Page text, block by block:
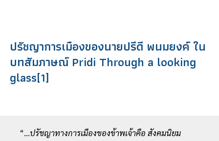
ปรัชญาการเมืองของนายปรีดี พนมยงค์ ใน
บทสัมภาษณ์ Pridi Through a looking
glass[1]
“...ปรัชญาทางการเมืองของข้าพเจ้าคือ สังคมนิยม